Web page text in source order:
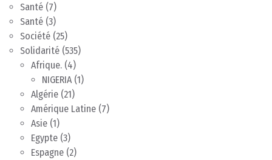
Santé (7)
Santé (3)
Société (25)
Solidarité (535)
Afrique. (4)
NIGERIA(1)
Algérie (21)
Amérique Latine (7)
Asie (1)
Egypte (3)
Espagne (2)